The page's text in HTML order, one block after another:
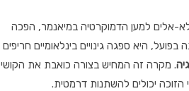
אלים למען הדמוקרטיה במיאנמר, הפכה
בפועל, היא ספגה גינויים בינלאומיים חריפים
. מקרה זה המחיש בצורה כואבת את הקושי
הזוכה יכולים להשתנות דרמטית.